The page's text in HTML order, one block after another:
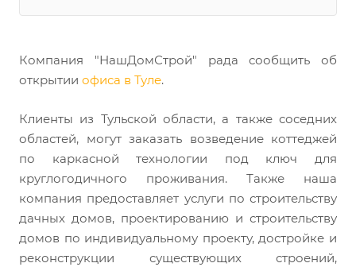
Компания "НашДомСтрой" рада сообщить об
открытии офиса в Туле.
Клиенты из Тульской области, а также соседних
областей, могут заказать возведение коттеджей
по каркасной технологии под ключ для
круглогодичного проживания. Также наша
компания предоставляет услуги по строительству
дачных домов, проектированию и строительству
домов по индивидуальному проекту, достройке и
реконструкции существующих строений,